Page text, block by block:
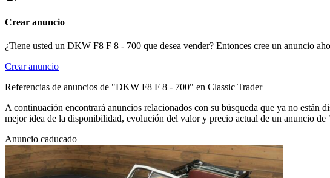
Crear anuncio
¿Tiene usted un DKW F8 F 8 - 700 que desea vender? Entonces cree un anuncio
Crear anuncio
Referencias de anuncios de "DKW F8 F 8 - 700" en Classic Trader
A continuación encontrará anuncios relacionados con su búsqueda que ya no están
mejor idea de la disponibilidad, evolución del valor y precio actual de un anuncio
Anuncio caducado